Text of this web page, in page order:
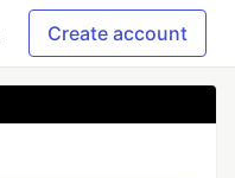
Create account